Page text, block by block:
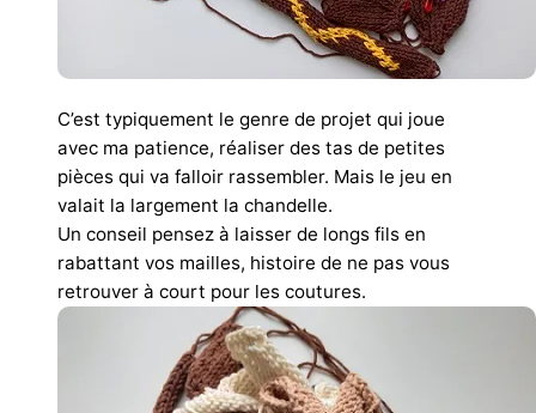
C’est typiquement le genre de projet qui joue
avec ma patience, réaliser des tas de petites
pièces qui va falloir rassembler. Mais le jeu en
valait la largement la chandelle.
Un conseil pensez à laisser de longs fils en
rabattant vos mailles, histoire de ne pas vous
retrouver à court pour les coutures.